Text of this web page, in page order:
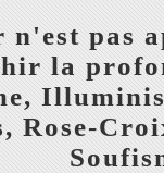
n'est pas
la
Rose-